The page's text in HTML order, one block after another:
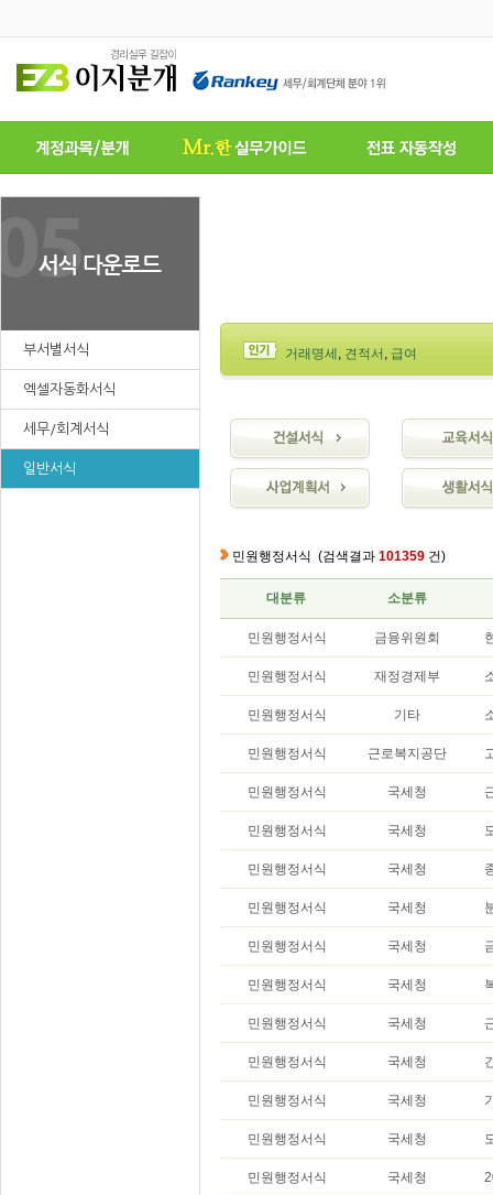
부서별서식
엑셀자동화서식
세무/회계서식
일반서식
거래명세 , 견적서 , 급여
민원행정서식 (검색결과 101359 건)
대분류 소분류
민원행정서식 금융위원회
민원행정서식 재정경제부
민원행정서식 기타
민원행정서식 근로복지공단
민원행정서식 국세청
민원행정서식 국세청
민원행정서식 국세청
민원행정서식 국세청
민원행정서식 국세청
민원행정서식 국세청
민원행정서식 국세청
민원행정서식 국세청
민원행정서식 국세청
민원행정서식 국세청
민원행정서식 국세청